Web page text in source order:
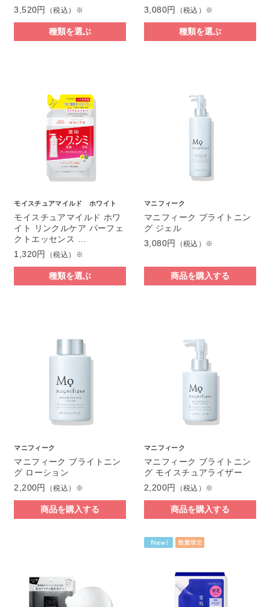
3,520円
（税込）※
種類を選ぶ
3,080円
（税込）※
種類を選ぶ
モイスチュアマイルド ホワイト
モイスチュアマイルド ホワ
イト リンクルケア パーフェ
クトエッセンス …
1,320円
（税込）※
種類を選ぶ
マニフィーク
マニフィーク ブライトニン
グ ジェル
3,080円
（税込）※
商品を購入する
マニフィーク
マニフィーク ブライトニン
グ ローション
2,200円
（税込）※
商品を購入する
マニフィーク
マニフィーク ブライトニン
グ モイスチュアライザー
2,200円
（税込）※
商品を購入する